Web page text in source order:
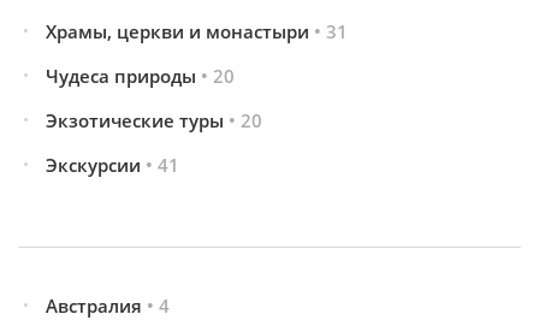
Храмы, церкви и монастыри • 31
Чудеса природы • 20
Экзотические туры • 20
Экскурсии • 41
Австралия • 4